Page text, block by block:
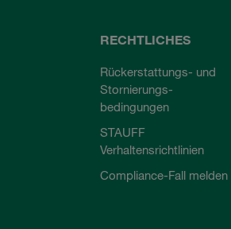
RECHTLICHES
Rückerstattungs- und
Stornierungs-
bedingungen
STAUFF
Verhaltensrichtlinien
Compliance-Fall melden